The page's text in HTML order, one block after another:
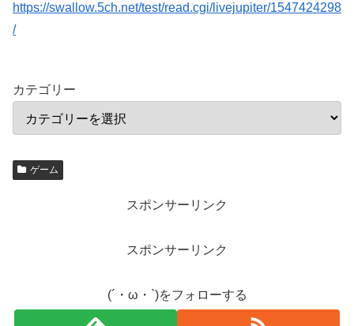
https://swallow.5ch.net/test/read.cgi/livejupiter/1547424298
/
カテゴリー
ゲーム
スポンサーリンク
スポンサーリンク
(´・ω・`)をフォローする